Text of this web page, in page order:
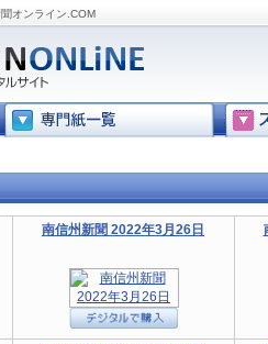
オンライン.COM
南信州新聞 2022年3月26日